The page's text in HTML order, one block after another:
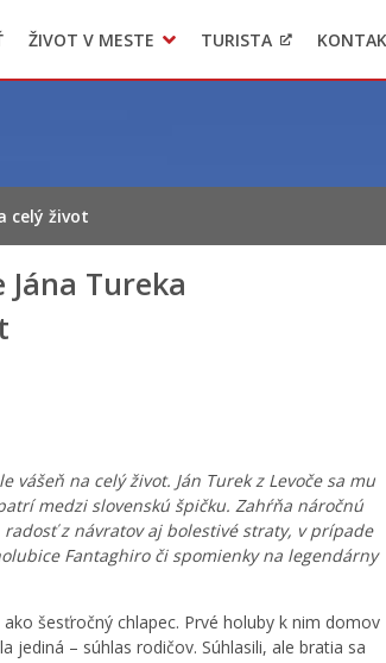
mesto
hlavného kontrolóra mesta Levoča
ŽIVOT V MESTE TURISTA
celý život
Tureka
vášeň na celý život. Ján Turek z Levoče sa mu
medzi slovenskú špičku. Zahŕňa náročnú
z návratov aj bolestivé straty, v prípade
Fantaghiro či spomienky na legendárny
šesťročný chlapec. Prvé holuby k nim domov
jediná – súhlas rodičov. Súhlasili, ale bratia sa